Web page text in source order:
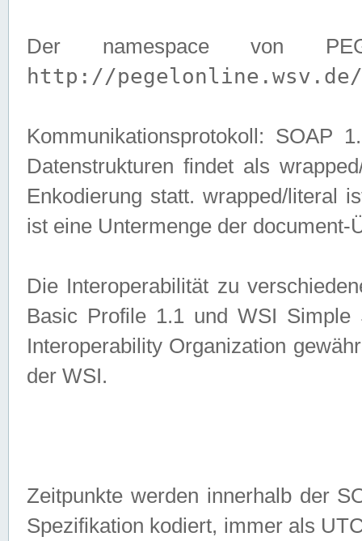
Der namespace von
http://pegelonline.wsv.de/
Kommunikationsprotokoll: SOAP
Datenstrukturen findet als
Enkodierung statt. wrapped/literal
ist eine Untermenge der
Die Interoperabilität zu
Basic Profile 1.1 und WSI
Interoperability Organization
der WSI.
Zeitpunkte werden innerhalb der
Spezifikation kodiert, immer als